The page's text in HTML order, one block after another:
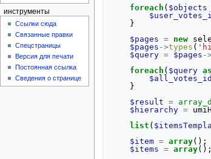
foreach ( $objects
}
$pages
= new
$pages ->types (
$query = $pages ->
foreach ( $query as
$all_votes_id
}
$result
=
$hierarchy =
list (
$item = array();
$items
= array();
инструменты
Ссылки сюда
Связанные правки
Спецстраницы
Версия для печати
Постоянная ссылка
Сведения о странице